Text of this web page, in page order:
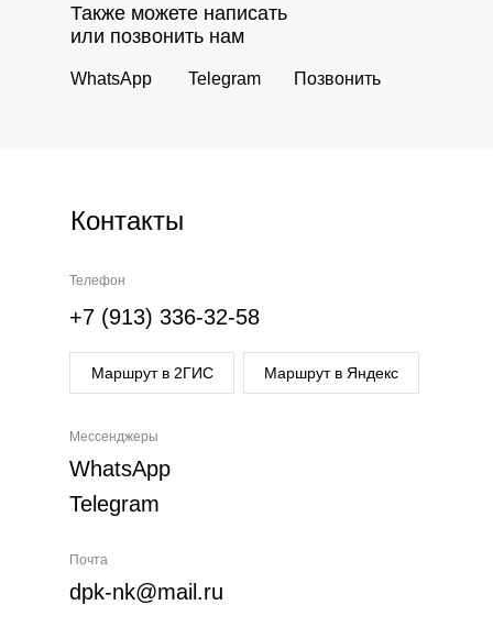
Позвонить
Telegram
WhatsApp
Также можете написать
или позвонить нам
Контакты
Мессенджеры
WhatsApp
Telegram
Телефон
+7 (913) 336-32-58
Почта
dpk-nk@mail.ru
Маршрут в 2ГИС Маршрут в Яндекс